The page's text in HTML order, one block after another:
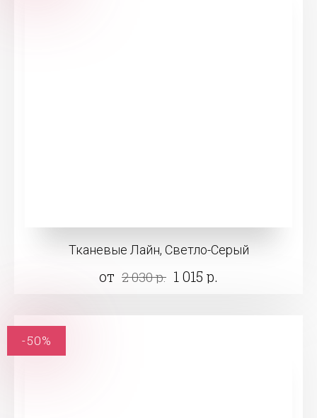
Тканевые Лайн, Светло-Серый
от 2 030 р. 1 015 р.
-50%